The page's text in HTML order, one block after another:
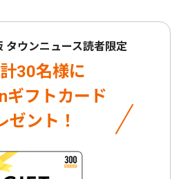
タウンニュース読者限定
30名様に
ギフトカード
ゼント！